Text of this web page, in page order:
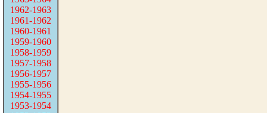
1962-1963
1961-1962
1960-1961
1959-1960
1958-1959
1957-1958
1956-1957
1955-1956
1954-1955
1953-1954